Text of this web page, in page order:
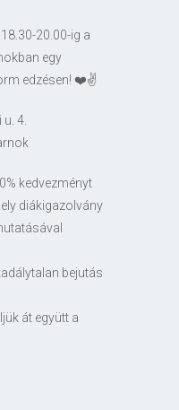
20.00-ig a
egy
edzésen! ❤️✌️
4.
kedvezményt
diákigazolvány
bejutás
át együtt a